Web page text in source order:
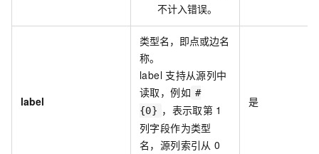
不计入错误。
label
类型名，即点或边名
称。
label 支持从源列中
读取，例如 #
{0} ，表示取第 1
列字段作为类型
名，源列索引从 0
是